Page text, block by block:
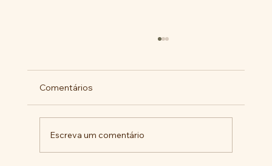
Comentários
Escreva um comentário